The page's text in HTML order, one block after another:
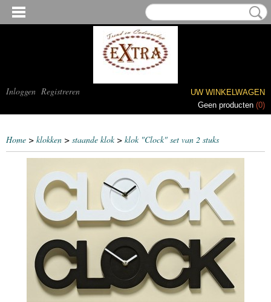
Inloggen Registreren
UW WINKELWAGEN
Geen producten (0)
Home > klokken > staande klok> klok "Clock" set van 2 stuks